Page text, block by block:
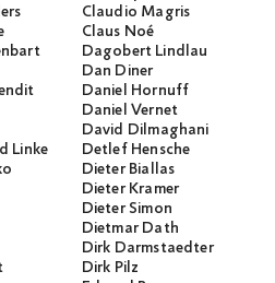
Claudio Magris
Claus Noé
Dagobert Lindlau
Dan Diner
Daniel Hornuff
Daniel Vernet
David Dilmaghani
Linke
Detlef Hensche
Dieter Biallas
Dieter Kramer
Dieter Simon
Dietmar Dath
Dirk Darmstaedter
Dirk Pilz